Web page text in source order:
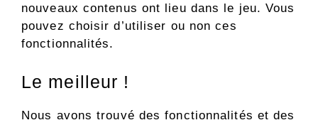
nouveaux contenus ont lieu dans le jeu. Vous
pouvez choisir d’utiliser ou non ces
fonctionnalités.
Le meilleur !
Nous avons trouvé des fonctionnalités et des